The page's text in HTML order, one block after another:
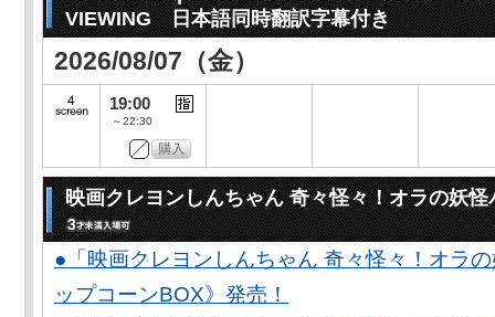
VIEWING 日本語同時翻訳字幕付き
2026/08/07（金）
19:00
～22:30
映画クレヨンしんちゃん 奇々怪々！オラの妖怪
●「映画クレヨンしんちゃん 奇々怪々！オラ
ップコーンBOX》発売！